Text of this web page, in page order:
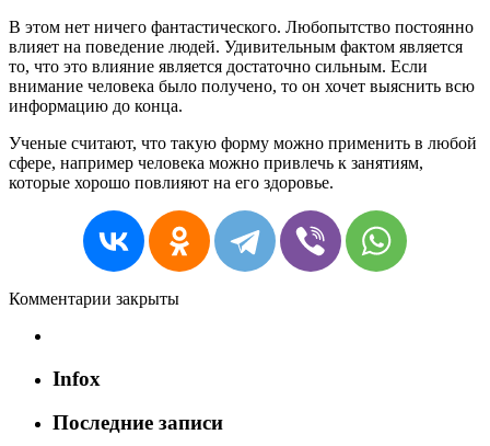
В этом нет ничего фантастического. Любопытство постоянно
влияет на поведение людей. Удивительным фактом является
то, что это влияние является достаточно сильным. Если
внимание человека было получено, то он хочет выяснить всю
информацию до конца.
Ученые считают, что такую форму можно применить в любой
сфере, например человека можно привлечь к занятиям,
которые хорошо повлияют на его здоровье.
Комментарии закрыты
Infox
Последние записи